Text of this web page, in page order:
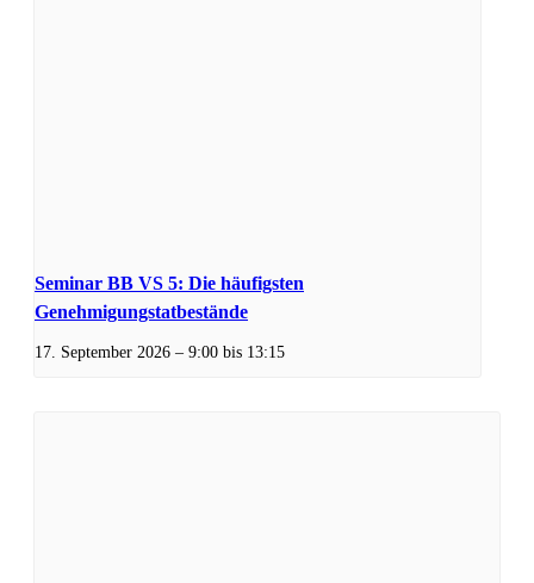
Seminar BB VS 5: Die häufigsten
Genehmigungstatbestände
17. September 2026 – 9:00 bis 13:15